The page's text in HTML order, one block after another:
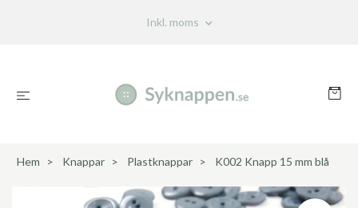
Inkl. moms
Hem Knappar Plastknappar K002 Knapp 15 mm blå